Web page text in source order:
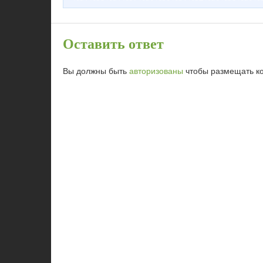
Оставить ответ
Вы должны быть авторизованы чтобы размещать